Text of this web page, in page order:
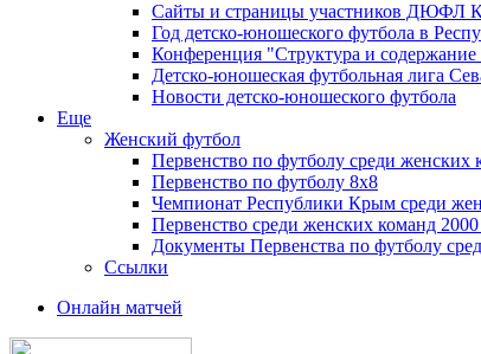
Сайты и страницы участников ДЮФЛ
Год детско-юношеского футбола в
Конференция "Структура и
Детско-юношеская футбольная лига
Новости детско-юношеского футбола
Еще
Женский футбол
Первенство по футболу среди женских
Первенство по футболу 8х8
Чемпионат Республики Крым среди
Первенство среди женских команд
Документы Первенства по футболу
Ссылки
Онлайн матчей